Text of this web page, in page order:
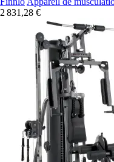
2 831,28 €